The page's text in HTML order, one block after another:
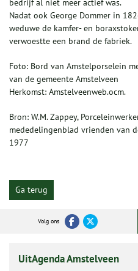
bedrijf al niet meer actief was.
Nadat ook George Dommer in
weduwe de kamfer- en
verwoestte een brand de fabriek.
Foto: Bord van Amstelporselein
van de gemeente Amstelveen
Herkomst: Amstelveenweb.ocm.
Bron: W.M. Zappey,
mededelingenblad vrienden van
1977
Ga terug
Volg ons
UitAgenda Amstelveen